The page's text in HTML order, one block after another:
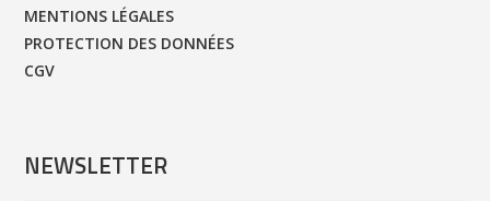
MENTIONS LÉGALES
PROTECTION DES DONNÉES
CGV
NEWSLETTER